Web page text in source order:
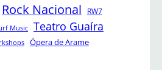
Rock Nacional
RW7
Music Teatro Guaíra
Ópera de Arame